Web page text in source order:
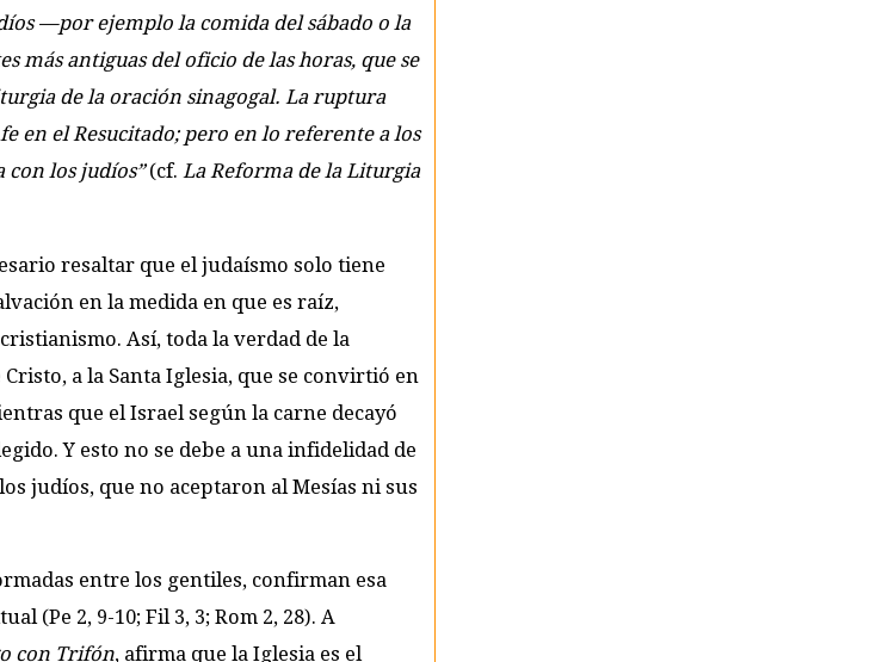
—por ejemplo la comida del sábado o la
más antiguas del oficio de las horas, que se
de la oración sinagogal. La ruptura
en el Resucitado; pero en lo referente a los
los judíos”(cf. La Reforma de la Liturgia
resaltar que el judaísmo solo tiene
en la medida en que es raíz,
Así, toda la verdad de la
a la Santa Iglesia, que se convirtió en
que el Israel según la carne decayó
Y esto no se debe a una infidelidad de
judíos, que no aceptaron al Mesías ni sus
entre los gentiles, confirman esa
(Pe 2, 9-10; Fil 3, 3; Rom 2, 28). A
con Trifón, afirma que la Iglesia es el